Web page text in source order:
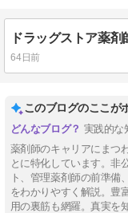
64日前
このブログのここが
実践的な
薬剤師のキャリアにまつ
とに特化しています。非
ト、管理薬剤師の前準備
をわかりやすく解説。豊
用の裏筋も網羅。真実を